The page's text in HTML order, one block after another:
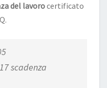
del lavorocertificato
scadenza